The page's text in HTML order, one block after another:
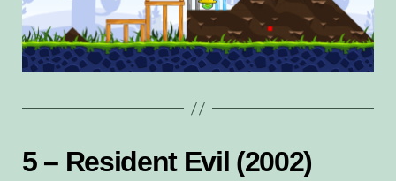
5 – Resident Evil (2002)